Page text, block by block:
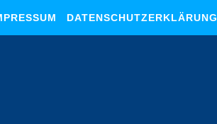
DATENSCHUTZERKLÄRUNG